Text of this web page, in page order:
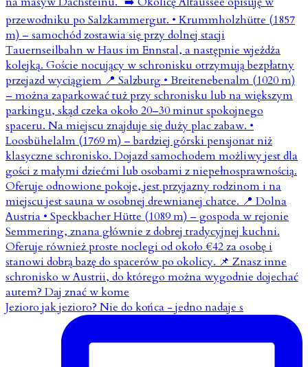
Jezioro jak jezioro? Nie do końca - jedno nadaje s